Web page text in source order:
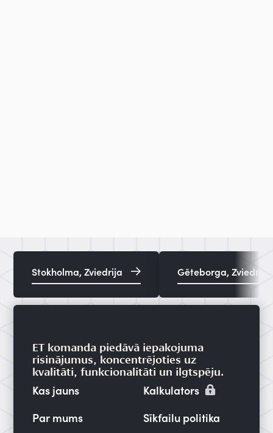
Stokholma, Zviedrija Gēteborga, Zviedrija
ET komanda piedāvā iepakojuma
risinājumus, koncentrējoties uz
kvalitāti, funkcionalitāti un ilgtspēju.
Kas jauns
Par mums
Kalkulators
Sīkfailu politika